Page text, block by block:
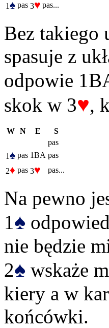
1♠ pas 3♥ pas...
Bez takiego
spasuje z
odpowie
skok w 3♥,
W N E
S
pas
1♠ pas 1BA pas
2♦ pas 3♥ pas...
Na pewno
1 ♠
nie będzie
2♠ wskaże
kiery a w
końcówki.